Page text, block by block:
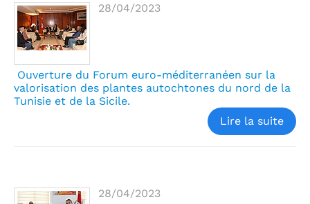
28/04/2023
Ouverture du Forum euro-méditerranéen sur la
valorisation des plantes autochtones du nord de la
Tunisie et de la Sicile.
Lire la suite
28/04/2023